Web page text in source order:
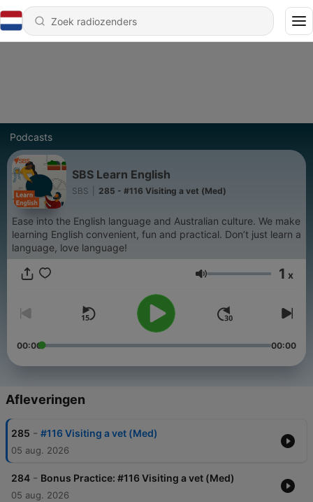
Podcasts
SBS Learn English
SBS 285 - #116 Visiting a vet (Med)
Ease into the English language and Australian culture. We make
learning English convenient, fun and practical. Don’t just learn a
language, love language!
Volume 1 x
00:00 00:00
Afleveringen
285 - #116 Visiting a vet (Med)
05 aug. 2026
284 - Bonus Practice: #116 Visiting a vet (Med)
05 aug. 2026